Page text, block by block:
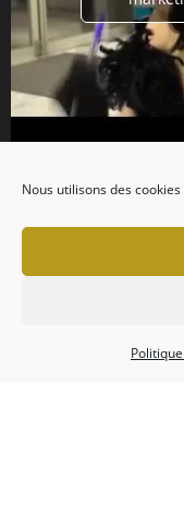
Nous utilisons des